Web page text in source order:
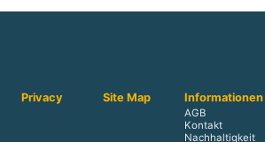
Privacy Site Map Informationen
AGB
Kontakt
Nachhaltigkeit